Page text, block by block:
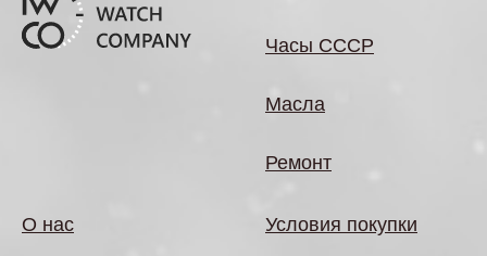
Часы СССР
Масла
Ремонт
О нас Условия покупки